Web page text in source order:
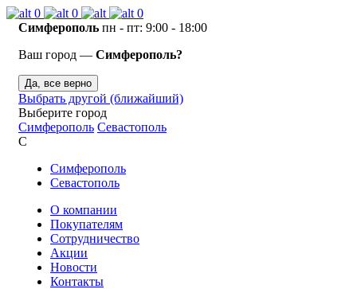
0 0
0
Симферополь пн - пт: 9:00 - 18:00
Ваш город — Симферополь?
Да, все верно
Выбрать другой (ближайший)
Выберите город
Симферополь Севастополь
С
Симферополь
Севастополь
О компании
Покупателям
Сотрудничество
Акции
Новости
Контакты